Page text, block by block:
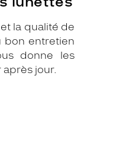
la qualité de
bon entretien
donne les
jour.